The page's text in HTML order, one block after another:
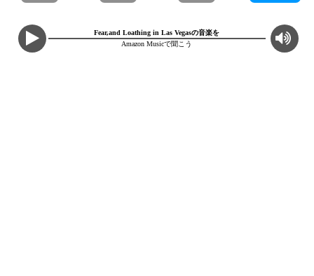
Fear,and Loathing in Las Vegasの音楽を
Amazon Musicで聞こう